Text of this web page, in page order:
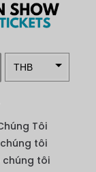
THB
Đô la
New
Zealand
Tôi
tôi
chúng tôi